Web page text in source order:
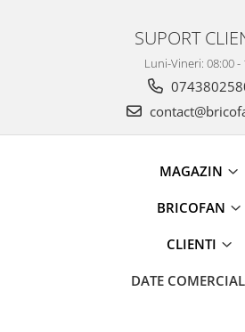
Lumina de crestere pentru plante
Proiectoare & lampi de lucru
Aparate de spalat cu presiune si
SUPORT
Luni-Vineri: 08:00 -
MAGAZIN
BRICOFAN
CLIENTI
DATE